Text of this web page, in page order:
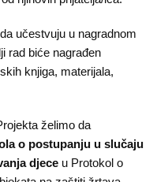
učestvuju u nagradnom
rad biće nagrađen
knjiga, materijala,
želimo da
o postupanju u slučaju
djece u Protokol o